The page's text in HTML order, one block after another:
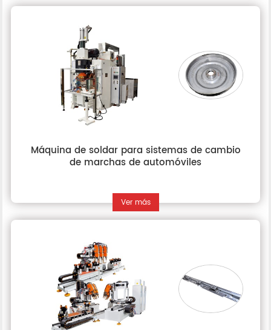
Máquina de soldar para sistemas de cambio
de marchas de automóviles
Ver más